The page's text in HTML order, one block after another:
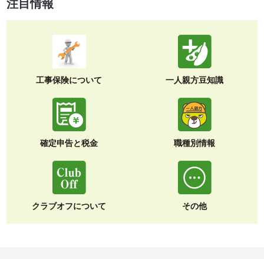
注目情報
工事保険について 一人親方豆知識
確定申告と税金 職種別情報
クラブオフについて その他